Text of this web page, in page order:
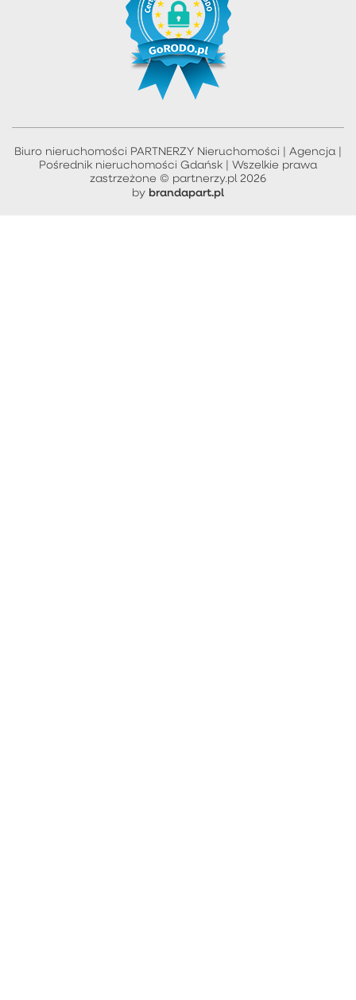
Biuro nieruchomości PARTNERZY Nieruchomości | Agencja |
Pośrednik nieruchomości Gdańsk | Wszelkie prawa
zastrzeżone © partnerzy.pl 2026
by brandapart.pl